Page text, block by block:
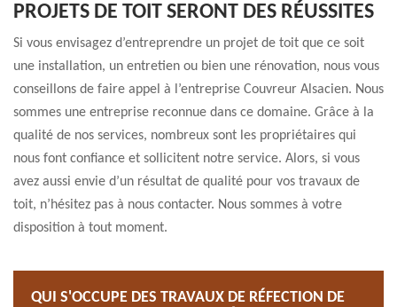
PROJETS DE TOIT SERONT DES RÉUSSITES
Si vous envisagez d’entreprendre un projet de toit que ce soit
une installation, un entretien ou bien une rénovation, nous vous
conseillons de faire appel à l’entreprise Couvreur Alsacien. Nous
sommes une entreprise reconnue dans ce domaine. Grâce à la
qualité de nos services, nombreux sont les propriétaires qui
nous font confiance et sollicitent notre service. Alors, si vous
avez aussi envie d’un résultat de qualité pour vos travaux de
toit, n’hésitez pas à nous contacter. Nous sommes à votre
disposition à tout moment.
QUI S'OCCUPE DES TRAVAUX DE RÉFECTION DE